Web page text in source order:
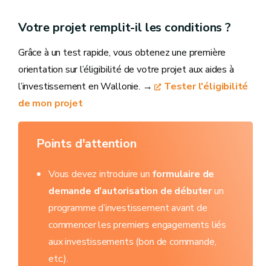
Votre projet remplit-il les conditions ?
Grâce à un test rapide, vous obtenez une première
orientation sur l’éligibilité de votre projet aux aides à
l’investissement en Wallonie. →
Tester l'éligibilité
de mon projet
Points d'attention
Vous devez introduire un formulaire de
demande d’autorisation de débuterun
programme d’investissement avant de
commencer les premiers engagements liés
aux investissements (bon de commande,
etc.).